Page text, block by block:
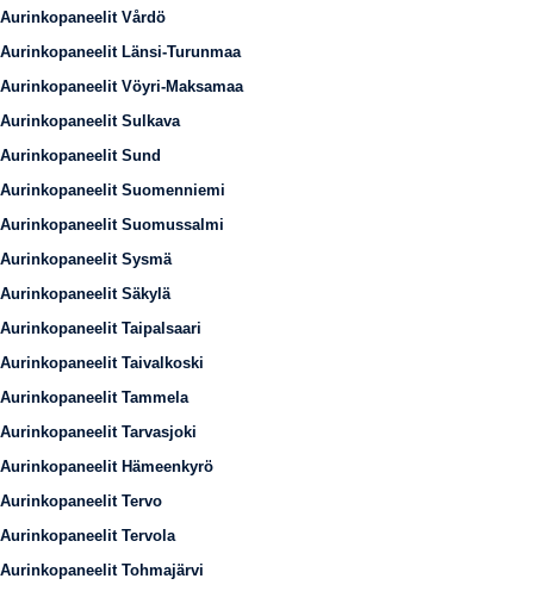
Aurinkopaneelit Vårdö
Aurinkopaneelit Länsi-Turunmaa
Aurinkopaneelit Vöyri-Maksamaa
Aurinkopaneelit Sulkava
Aurinkopaneelit Sund
Aurinkopaneelit Suomenniemi
Aurinkopaneelit Suomussalmi
Aurinkopaneelit Sysmä
Aurinkopaneelit Säkylä
Aurinkopaneelit Taipalsaari
Aurinkopaneelit Taivalkoski
Aurinkopaneelit Tammela
Aurinkopaneelit Tarvasjoki
Aurinkopaneelit Hämeenkyrö
Aurinkopaneelit Tervo
Aurinkopaneelit Tervola
Aurinkopaneelit Tohmajärvi